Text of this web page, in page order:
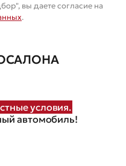
вы даете согласие на
.
условия.
автомобиль!